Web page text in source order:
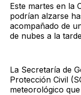
Este martes en la
podrían alzarse
acompañado de
de nubes a la
La Secretaría de
Protección Civil
meteorológico